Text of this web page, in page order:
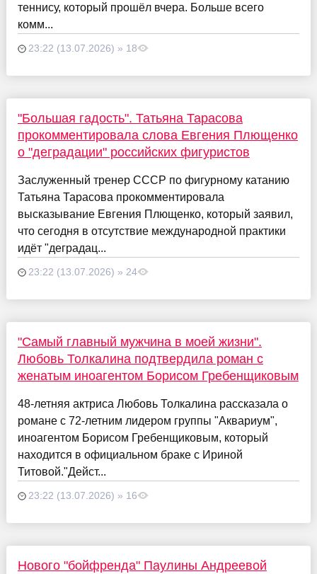
теннису, который прошёл вчера. Больше всего
комм...
23:22 (13.07.2026) » 18
"Большая гадость". Татьяна Тарасова
прокомментировала слова Евгения Плющенко
о "деградации" российских фигуристов
Заслуженный тренер СССР по фигурному катанию
Татьяна Тарасова прокомментировала
высказывание Евгения Плющенко, который заявил,
что сегодня в отсутствие международной практики
идёт "деградац...
23:22 (13.07.2026) » 24
"Самый главный мужчина в моей жизни".
Любовь Толкалина подтвердила роман с
женатым иноагентом Борисом Гребенщиковым
48-летняя актриса Любовь Толкалина рассказала о
романе с 72-летним лидером группы "Аквариум",
иноагентом Борисом Гребенщиковым, который
находится в официальном браке с Ириной
Титовой."Дейст...
23:22 (13.07.2026) » 16
Нового "бойфренда" Паулины Андреевой